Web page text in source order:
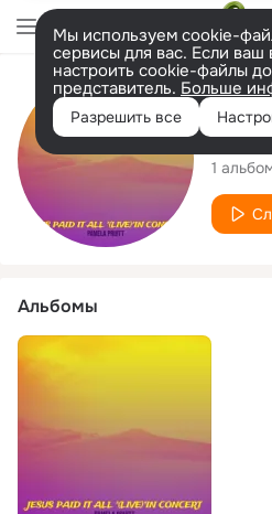
Мы используем cookie-
сервисы для вас. Если ваш
настроить cookie-файлы
представитель. Больше
Разрешить все
1
Альбомы